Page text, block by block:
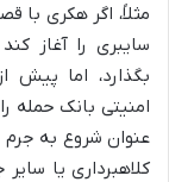
مثلاً، اگر هکری با
سایبری را آغاز
بگذارد، اما
امنیتی بانک حمله
عنوان شروع به
کلاهبرداری یا